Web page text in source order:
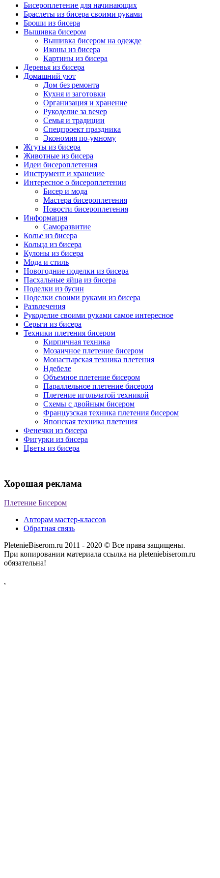
Бисероплетение для начинающих
Браслеты из бисера своими руками
Броши из бисера
Вышивка бисером
Вышивка бисером на одежде
Иконы из бисера
Картины из бисера
Деревья из бисера
Домашний уют
Дом без ремонта
Кухня и заготовки
Организация и хранение
Рукоделие за вечер
Семья и традиции
Спецпроект праздника
Экономия по-умному
Жгуты из бисера
Животные из бисера
Идеи бисероплетения
Инструмент и хранение
Интересное о бисероплетении
Бисер и мода
Мастера бисероплетения
Новости бисероплетения
Информация
Саморазвитие
Колье из бисера
Кольца из бисера
Кулоны из бисера
Мода и стиль
Новогодние поделки из бисера
Пасхальные яйца из бисера
Поделки из бусин
Поделки своими руками из бисера
Развлечения
Рукоделие своими руками самое интересное
Серьги из бисера
Техники плетения бисером
Кирпичная техника
Мозаичное плетение бисером
Монастырская техника плетения
Ндебеле
Объемное плетение бисером
Параллельное плетение бисером
Плетение игольчатой техникой
Схемы с двойным бисером
Французская техника плетения бисером
Японская техника плетения
Фенечки из бисера
Фигурки из бисера
Цветы из бисера
Хорошая реклама
Плетение Бисером
Авторам мастер-классов
Обратная связь
PletenieBiserom.ru 2011 - 2020 © Все права защищены.
При копировании материала ссылка на pleteniebiserom.ru
обязательна!
,